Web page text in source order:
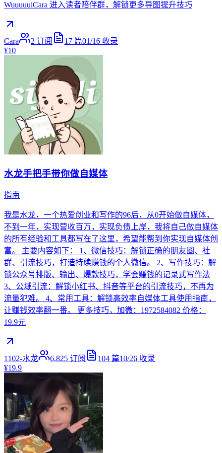
WuuuuuiCara 进入读者陪伴群，解锁更多导图提升技巧
Cara 2 订阅 17 篇01/16 收录
¥10
水龙手把手带你做自媒体
指南
我是水龙，一个热爱创业和写作的96后，从0开始做自媒体，
不到一年，实现营收百万，实现负债上岸，我将自己做自媒体
的所有经验和工具都写在了这里，希望能帮到你实现自媒体创
富。 主要内容如下： 1、微信技巧：解锁正确的朋友圈、社
群、引流技巧，打造持续赚钱的个人微信。 2、写作技巧：解
锁公众号排版、输出、爆款技巧，学会赚钱的记录式写作法
3、公域引流：解锁小红书、抖音等平台的引流技巧，不再为
流量犯难。 4、常用工具：解锁高效率自媒体工具使用指南，
让赚钱效率翻一番。 更多技巧，加微：1972584082 价格：
19.9元
1102-水龙 6,825 订阅 104 篇10/26 收录
¥19.9